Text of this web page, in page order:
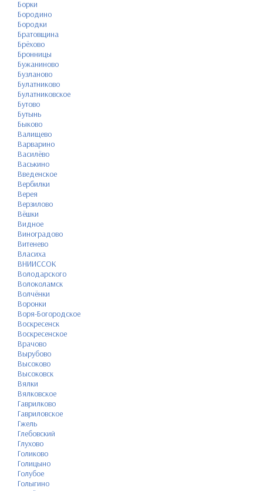
Борки
Бородино
Бородки
Братовщина
Брёхово
Бронницы
Бужаниново
Бузланово
Булатниково
Булатниковское
Бутово
Бутынь
Быково
Валищево
Варварино
Василёво
Васькино
Введенское
Вербилки
Верея
Верзилово
Вёшки
Видное
Виноградово
Витенево
Власиха
ВНИИССОК
Володарского
Волоколамск
Волчёнки
Воронки
Воря-Богородское
Воскресенск
Воскресенское
Врачово
Вырубово
Высоково
Высоковск
Вялки
Вялковское
Гаврилково
Гавриловское
Гжель
Глебовский
Глухово
Голиково
Голицыно
Голубое
Голыгино